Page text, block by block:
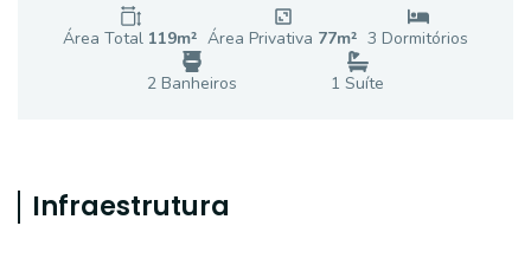
Área Total 119m² Área Privativa 77m² 3 Dormitórios
2 Banheiros 1 Suíte
Infraestrutura